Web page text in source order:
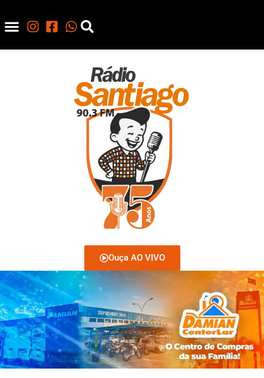
Ouça AO VIVO